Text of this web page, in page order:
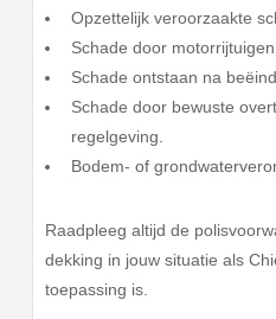
Opzettelijk veroorzaakte
Schade door
Schade ontstaan na
Schade door bewuste
regelgeving.
Bodem- of
Raadpleeg altijd de
dekking in jouw situatie als
toepassing is.